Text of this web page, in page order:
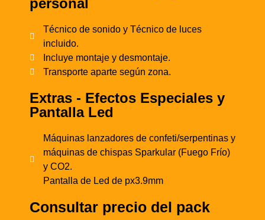
Técnico de sonido y Técnico de luces
incluido.
Incluye montaje y desmontaje.
Transporte aparte según zona.
Extras - Efectos Especiales y
Pantalla Led
Máquinas lanzadores de confeti/serpentinas y
máquinas de chispas Sparkular (Fuego Frío)
y CO2.
Pantalla de Led de px3.9mm
Consultar precio del pack